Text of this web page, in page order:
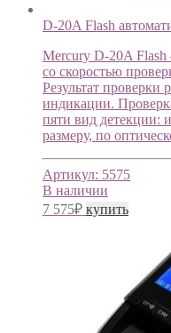
D-20A Flash
Mercury D-20A Flash
со скоростью
Результат проверки
индикации.
пяти вид детекции:
размеру, по
Артикул: 5575
В наличии
7 575₽ купить